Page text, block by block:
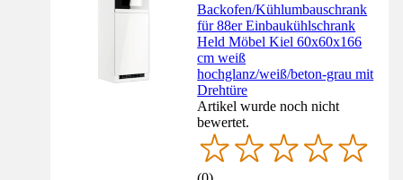
Backofen/Kühlumbauschrank
für 88er Einbaukühlschrank
Held Möbel Kiel 60x60x166
cm weiß
hochglanz/weiß/beton-grau mit
Drehtüre
Artikel wurde noch nicht
bewertet.